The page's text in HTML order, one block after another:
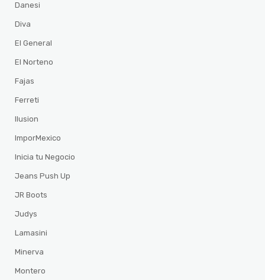
Danesi
Diva
El General
El Norteno
Fajas
Ferreti
Ilusion
ImporMexico
Inicia tu Negocio
Jeans Push Up
JR Boots
Judys
Lamasini
Minerva
Montero